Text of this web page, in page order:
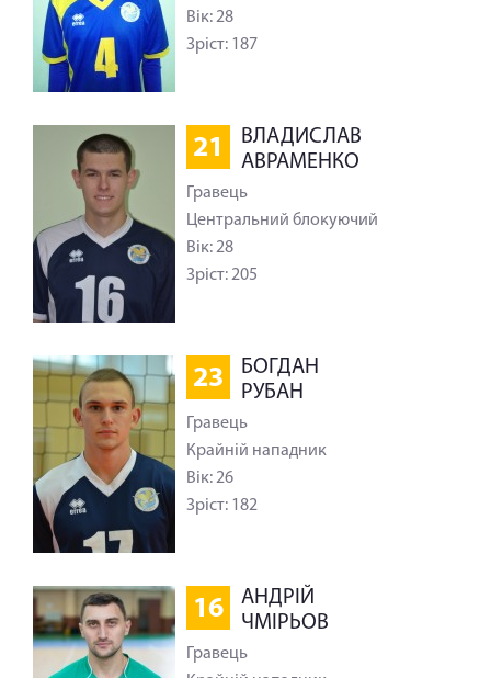
Вік: 28
Зріст: 187
21
ВЛАДИСЛАВ
АВРАМЕНКО
Гравець
Центральний блокуючий
Вік: 28
Зріст: 205
23
БОГДАН
РУБАН
Гравець
Крайній нападник
Вік: 26
Зріст: 182
16
АНДРІЙ
ЧМІРЬОВ
Гравець